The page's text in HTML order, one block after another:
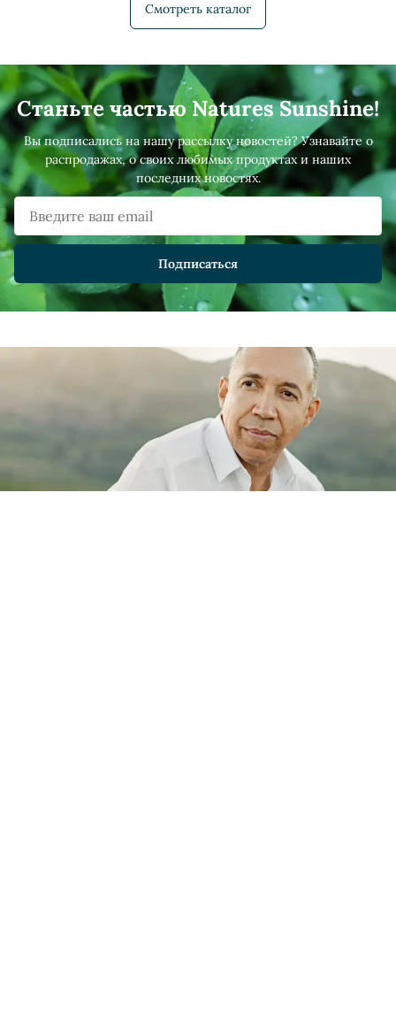
Смотреть каталог
Станьте частью Natures Sunshine!
Вы подписались на нашу рассылку новостей? Узнавайте о
распродажах, о своих любимых продуктах и наших
последних новостях.